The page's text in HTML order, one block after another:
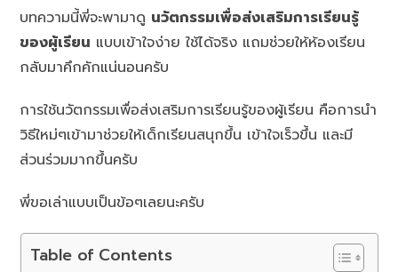
บทความนี้พี่จะพามาดู นวัตกรรมเพื่อส่งเสริมการเรียนรู้
ของผู้เรียน แบบเข้าใจง่าย ใช้ได้จริง แถมช่วยให้ห้องเรียน
กลับมาคึกคักแน่นอนครับ
การใช้นวัตกรรมเพื่อส่งเสริมการเรียนรู้ของผู้เรียน คือการนำ
วิธีใหม่ๆเข้ามาช่วยให้เด็กเรียนสนุกขึ้น เข้าใจเร็วขึ้น และมี
ส่วนร่วมมากขึ้นครับ
พี่ขอเล่าแบบเป็นข้อๆเลยนะครับ
Table of Contents